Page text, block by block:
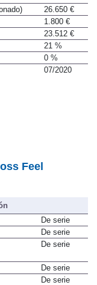
26.650 €
1.800 €
23.512 €
21 %
0 %
07/2020
Feel
De serie
De serie
De serie
De serie
De serie